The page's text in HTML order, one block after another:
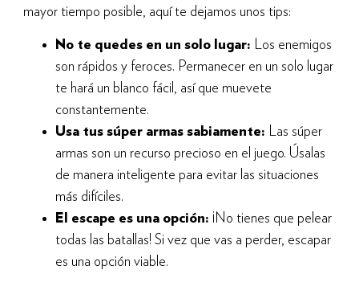
mayor tiempo posible, aquí te dejamos unos tips:
No te quedes en un solo lugar: Los enemigos
son rápidos y feroces. Permanecer en un solo lugar
te hará un blanco fácil, así que muevete
constantemente.
Usa tus súper armas sabiamente: Las súper
armas son un recurso precioso en el juego. Úsalas
de manera inteligente para evitar las situaciones
más difíciles.
El escape es una opción: ¡No tienes que pelear
todas las batallas! Si vez que vas a perder, escapar
es una opción viable.